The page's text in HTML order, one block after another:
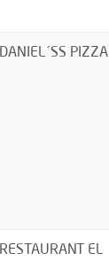
DANIEL´SS PIZZA
RESTAURANT EL